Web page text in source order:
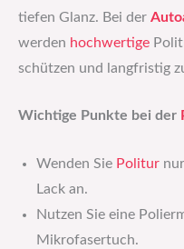
tiefen Glanz. Bei der
werden hochwertige
schützen und langfristig
Wichtige Punkte bei der
Wenden Sie Politur
Lack an.
Nutzen Sie eine
Mikrofasertuch.